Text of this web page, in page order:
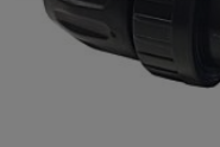
Samenvatting